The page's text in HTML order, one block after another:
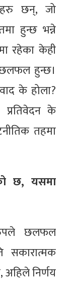
छन्, जो
हुन्छ भन्ने
रहेका केही
छलफल हुन्छ।
के होला?
प्रतिवेदन के
तहमा
छ, यसमा
छलफल
सकारात्मक
अहिले निर्णय